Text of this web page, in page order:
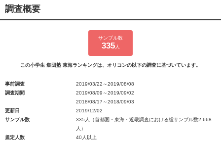
調査概要
サンプル数
335人
この小学生 集団塾 東海ランキングは、オリコンの以下の調査に基づいています。
事前調査
2019/03/22～2019/08/08
調査期間
2019/08/09～2019/09/02
2018/08/17～2018/09/03
更新日
2019/12/02
サンプル数
335人（首都圏・東海・近畿調査における総サンプル数2,668
人）
規定人数
40人以上